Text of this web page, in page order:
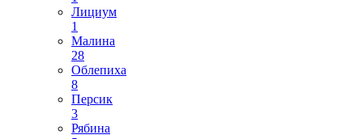
Лициум
1
Малина
28
Облепиха
8
Персик
3
Рябина